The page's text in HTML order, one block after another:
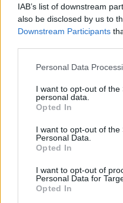
IAB’s list of downstream
also be disclosed by us to
Downstream Participants
Personal Data
I want to opt-out of the
personal data.
Opted In
I want to opt-out of the
Personal Data.
Opted In
I want to opt-out of
Personal Data for
Opted In
Sveikata Gyvenu sveikai
10 000 žingsnių
pramanas:
iš tikrųjų
2026 m. rugpjūčio 7 d. 12:22
Lrytas.lt